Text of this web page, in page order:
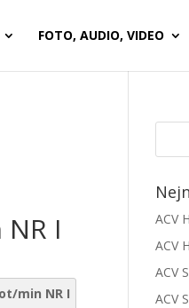
FOTO, AUDIO, VIDEO
I
min NR I
ACV
ACV
ACV
ACV